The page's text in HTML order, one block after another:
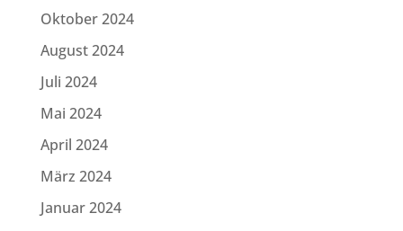
Oktober 2024
August 2024
Juli 2024
Mai 2024
April 2024
März 2024
Januar 2024